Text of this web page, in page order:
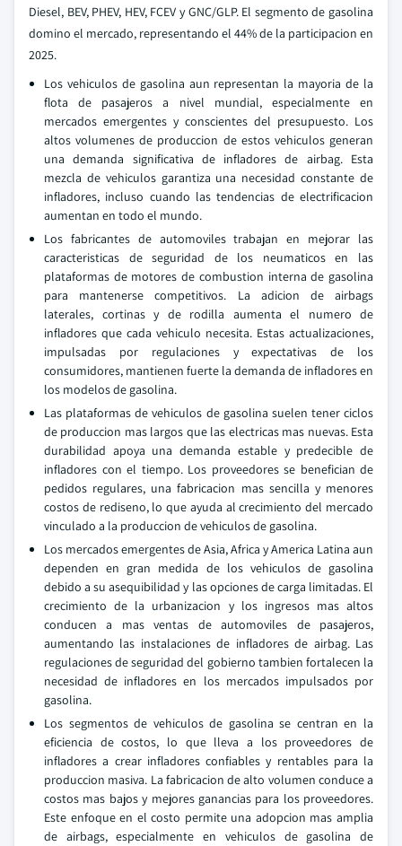
Diesel, BEV, PHEV, HEV, FCEV y GNC/GLP. El segmento de gasolina
domino el mercado, representando el 44% de la participacion en
2025.
Los vehiculos de gasolina aun representan la mayoria de la
flota de pasajeros a nivel mundial, especialmente en
mercados emergentes y conscientes del presupuesto. Los
altos volumenes de produccion de estos vehiculos generan
una demanda significativa de infladores de airbag. Esta
mezcla de vehiculos garantiza una necesidad constante de
infladores, incluso cuando las tendencias de electrificacion
aumentan en todo el mundo.
Los fabricantes de automoviles trabajan en mejorar las
caracteristicas de seguridad de los neumaticos en las
plataformas de motores de combustion interna de gasolina
para mantenerse competitivos. La adicion de airbags
laterales, cortinas y de rodilla aumenta el numero de
infladores que cada vehiculo necesita. Estas actualizaciones,
impulsadas por regulaciones y expectativas de los
consumidores, mantienen fuerte la demanda de infladores en
los modelos de gasolina.
Las plataformas de vehiculos de gasolina suelen tener ciclos
de produccion mas largos que las electricas mas nuevas. Esta
durabilidad apoya una demanda estable y predecible de
infladores con el tiempo. Los proveedores se benefician de
pedidos regulares, una fabricacion mas sencilla y menores
costos de rediseno, lo que ayuda al crecimiento del mercado
vinculado a la produccion de vehiculos de gasolina.
Los mercados emergentes de Asia, Africa y America Latina aun
dependen en gran medida de los vehiculos de gasolina
debido a su asequibilidad y las opciones de carga limitadas. El
crecimiento de la urbanizacion y los ingresos mas altos
conducen a mas ventas de automoviles de pasajeros,
aumentando las instalaciones de infladores de airbag. Las
regulaciones de seguridad del gobierno tambien fortalecen la
necesidad de infladores en los mercados impulsados por
gasolina.
Los segmentos de vehiculos de gasolina se centran en la
eficiencia de costos, lo que lleva a los proveedores de
infladores a crear infladores confiables y rentables para la
produccion masiva. La fabricacion de alto volumen conduce a
costos mas bajos y mejores ganancias para los proveedores.
Este enfoque en el costo permite una adopcion mas amplia
de airbags, especialmente en vehiculos de gasolina de